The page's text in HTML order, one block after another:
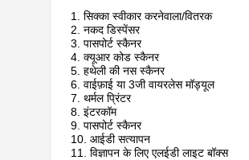
सिक्का स्वीकार करनेवाला/वितरक
नकद डिस्पेंसर
पासपोर्ट स्कैनर
क्यूआर कोड स्कैनर
हथेली की नस स्कैनर
वाईफ़ाई या 3जी वायरलेस मॉड्यूल
थर्मल प्रिंटर
इंटरकॉम
पासपोर्ट स्कैनर
आईडी सत्यापन
विज्ञापन के लिए एलईडी लाइट बॉक्स